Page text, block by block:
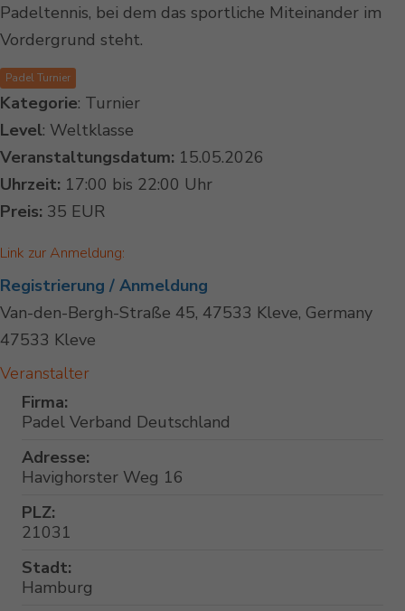
Padeltennis, bei dem das sportliche Miteinander im
Vordergrund steht.
Padel Turnier
Kategorie: Turnier
Level: Weltklasse
Veranstaltungsdatum: 15.05.2026
Uhrzeit: 17:00 bis 22:00 Uhr
Preis: 35 EUR
Link zur Anmeldung:
Registrierung / Anmeldung
Van-den-Bergh-Straße 45, 47533 Kleve, Germany
47533 Kleve
Veranstalter
Firma:
Padel Verband Deutschland
Adresse:
Havighorster Weg 16
PLZ:
21031
Stadt:
Hamburg